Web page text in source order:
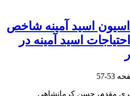
اسید آمینه شاخص
اسید آمینه در
53-57
مقدم، حسن کرمانشاهی